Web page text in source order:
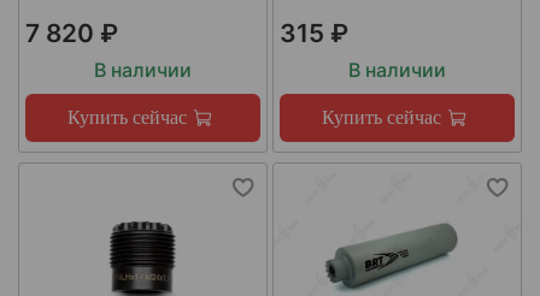
7 820 ₽
В наличии
Купить сейчас
315 ₽
В наличии
Купить сейчас